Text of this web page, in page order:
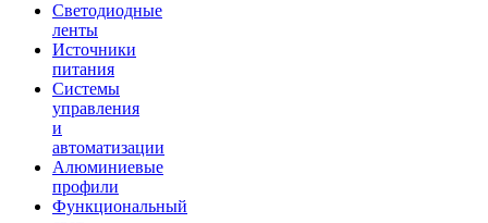
Светодиодные
ленты
Источники
питания
Системы
управления
и
автоматизации
Алюминиевые
профили
Функциональный